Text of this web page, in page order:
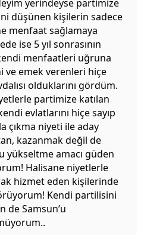
yerindeyse partimize
düşünen kişilerin sadece
menfaat sağlamaya
ise 5 yıl sonrasının
kendi menfaatleri uğruna
ve emek verenleri hiçe
olduklarını gördüm.
partimize katılan
evlatlarını hiçe sayıp
çıkma niyeti ile aday
kazanmak değil de
yükseltme amacı güden
Halisane niyetlerle
hizmet eden kişilerinde
Kendi partilisini
de Samsun’u